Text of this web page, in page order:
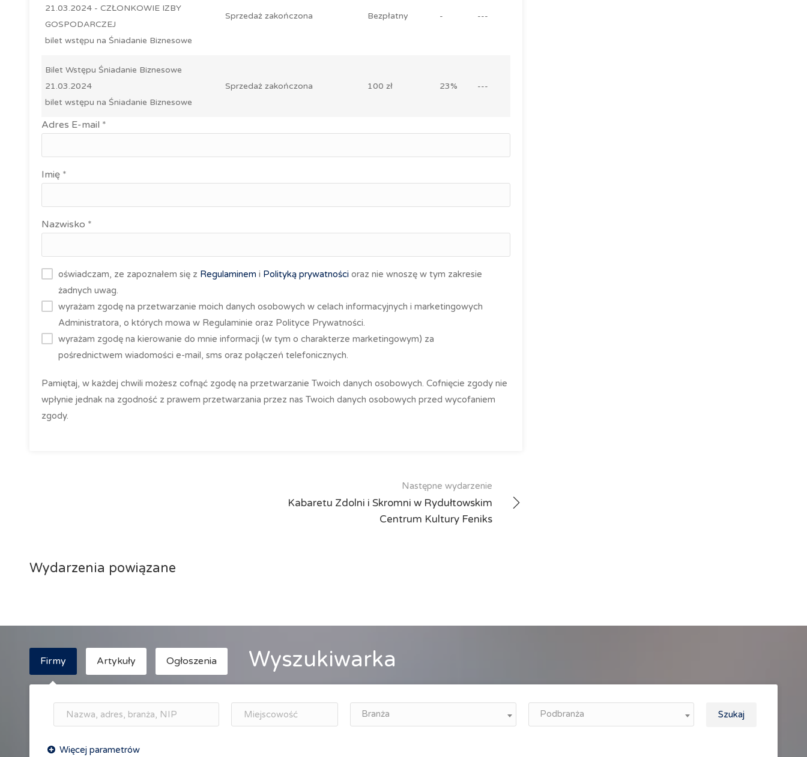
21.03.2024 - CZŁONKOWIE IZBY
GOSPODARCZEJ
bilet wstępu na Śniadanie Biznesowe
Sprzedaż zakończona Bezpłatny - ---
Bilet Wstępu Śniadanie Biznesowe
21.03.2024
bilet wstępu na Śniadanie Biznesowe
Sprzedaż zakończona 100 zł 23% ---
Adres E-mail *
Imię *
Nazwisko *
oświadczam, ze zapoznałem się z Regulaminem i Polityką prywatnościoraz nie wnoszę w tym zakresie
żadnych uwag.
wyrażam zgodę na przetwarzanie moich danych osobowych w celach informacyjnych i marketingowych
Administratora, o których mowa w Regulaminie oraz Polityce Prywatności.
wyrażam zgodę na kierowanie do mnie informacji (w tym o charakterze marketingowym) za
pośrednictwem wiadomości e-mail, sms oraz połączeń telefonicznych.
Pamiętaj, w każdej chwili możesz cofnąć zgodę na przetwarzanie Twoich danych osobowych. Cofnięcie zgody nie
wpłynie jednak na zgodność z prawem przetwarzania przez nas Twoich danych osobowych przed wycofaniem
zgody.
Następne wydarzenie
Kabaretu Zdolni i Skromni w Rydułtowskim
Centrum Kultury Feniks
Wydarzenia powiązane
Firmy Artykuły Ogłoszenia Wyszukiwarka
Branża Podbranża Szukaj